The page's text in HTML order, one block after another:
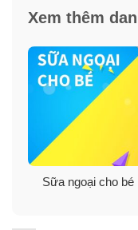
tồn tại 70% hệ thống
Xem thêm
Sữa ngoại cho bé